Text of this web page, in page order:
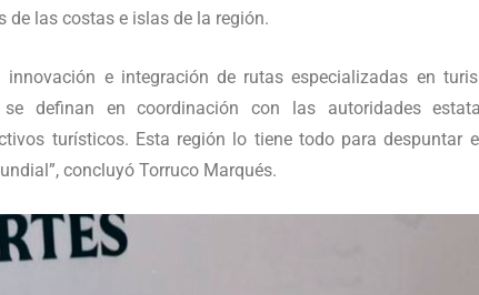
de las costas e islas de la región.
e integración de rutas especializadas en
definan en coordinación con las autoridades
turísticos. Esta región lo tiene todo para despuntar
concluyó Torruco Marqués.